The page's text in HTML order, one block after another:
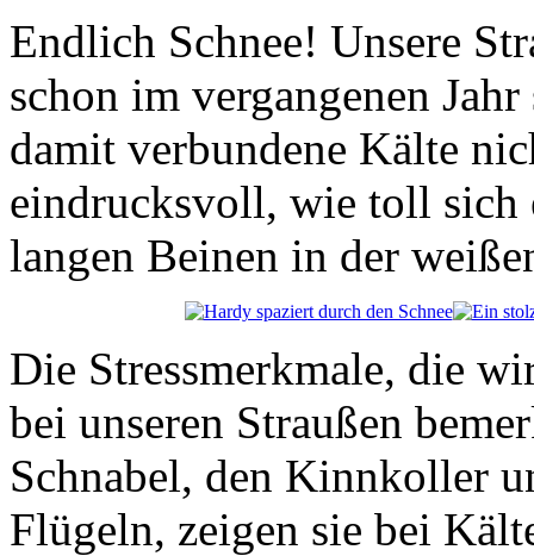
Endlich Schnee! Unsere
schon im vergangenen
damit verbundene Kälte
eindrucksvoll, wie toll sich
langen Beinen in der
Die Stressmerkmale, die
bei unseren Straußen
Schnabel, den Kinnkoller
Flügeln, zeigen sie bei